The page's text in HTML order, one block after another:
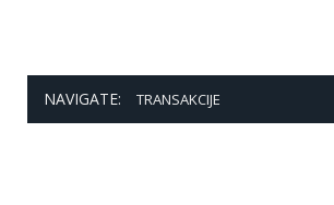
NAVIGATE: TRANSAKCIJE